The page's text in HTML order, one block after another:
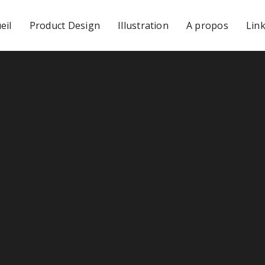
Product Design Illustration A propos